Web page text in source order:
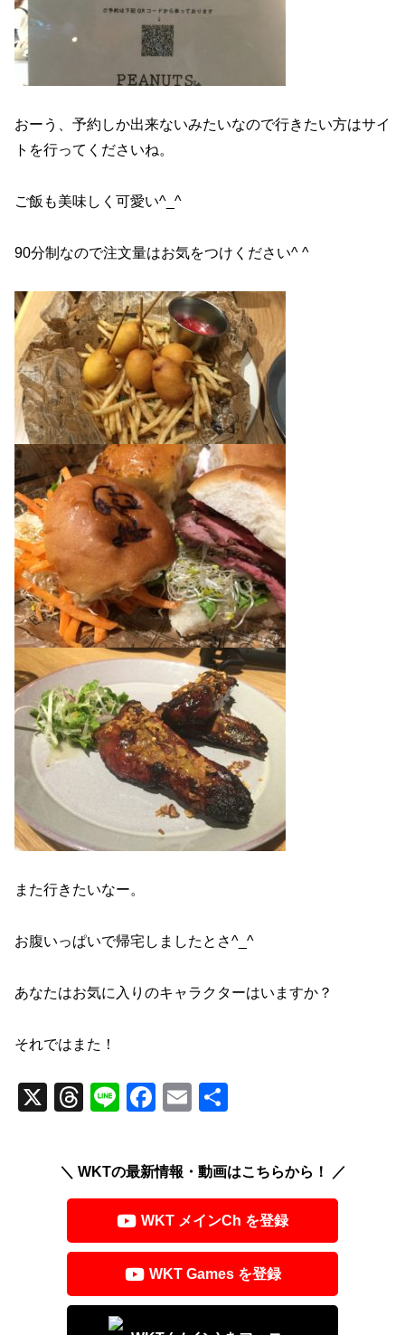
おーう、予約しか出来ないみたいなので行きたい方はサイ
トを行ってくださいね。
ご飯も美味しく可愛い^_^
90分制なので注文量はお気をつけください^ ^
また行きたいなー。
お腹いっぱいで帰宅しましたとさ^_^
あなたはお気に入りのキャラクターはいますか？
それではまた！
X
T
a
s
Li
e
F
c
e
b
o
o
k
E
ail
＼ WKTの最新情報・動画はこちらから！ ／
WKT メインCh を登録
WKT Games を登録